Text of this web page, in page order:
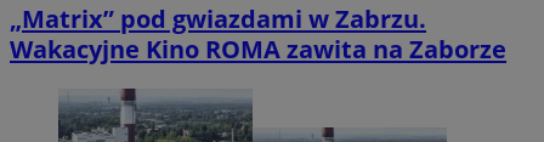
„Matrix” pod gwiazdami w Zabrzu.
Wakacyjne Kino ROMA zawita na Zaborze